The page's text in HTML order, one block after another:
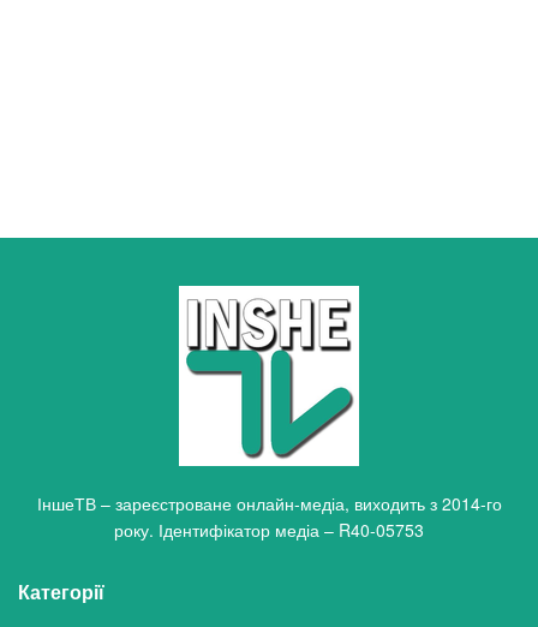
ІншеТВ – зареєстроване онлайн-медіа, виходить з 2014-го
року. Ідентифікатор медіа – R40-05753
Категорії